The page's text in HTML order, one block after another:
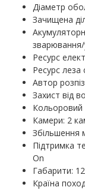
Діаметр
Зачищена
зварювання/
Ресурс
Ресурс леза
Автор
Захист від
Кольоровий
Камери: 2
Збільшення
Підтримка
On
Габарити:
Країна